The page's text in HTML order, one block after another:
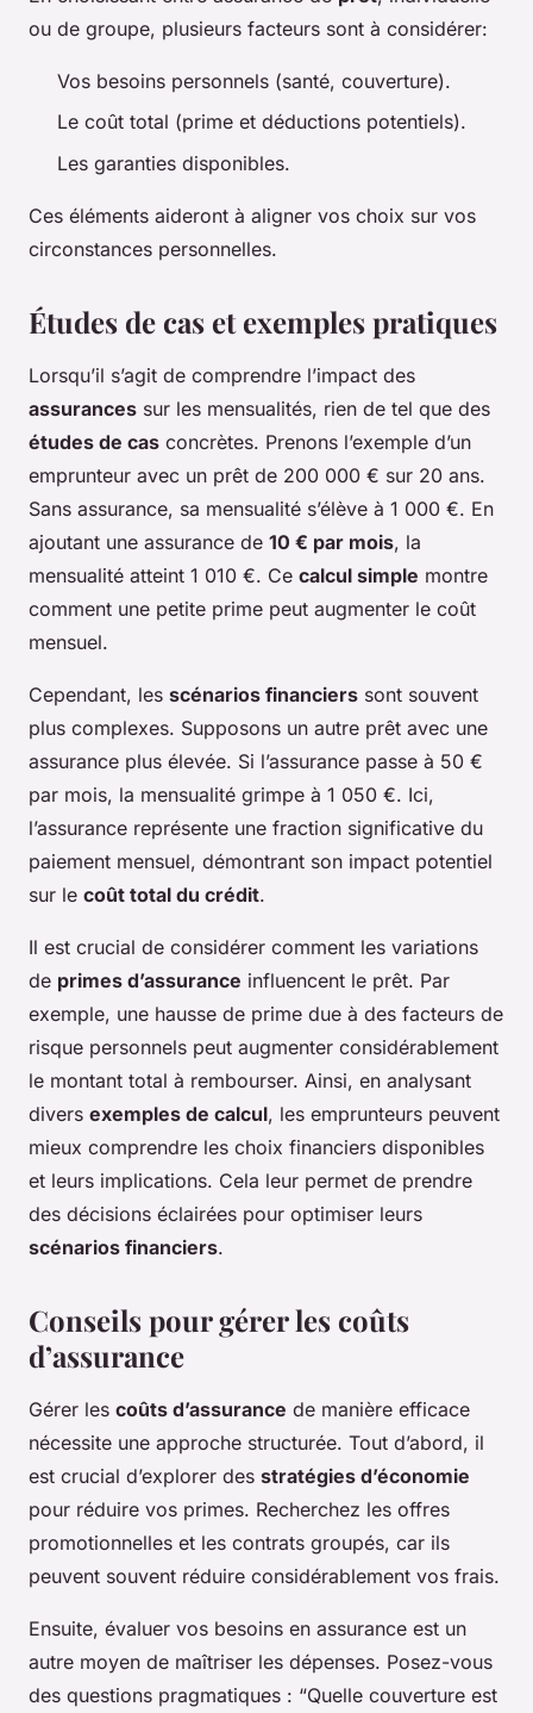
ou de groupe, plusieurs facteurs sont à considérer:
Vos besoins personnels (santé, couverture).
Le coût total (prime et déductions potentiels).
Les garanties disponibles.
Ces éléments aideront à aligner vos choix sur vos
circonstances personnelles.
Études de cas et exemples pratiques
Lorsqu’il s’agit de comprendre l’impact des
assurances sur les mensualités, rien de tel que des
études de cas concrètes. Prenons l’exemple d’un
emprunteur avec un prêt de 200 000 € sur 20 ans.
Sans assurance, sa mensualité s’élève à 1 000 €. En
ajoutant une assurance de 10 € par mois, la
mensualité atteint 1 010 €. Ce calcul simple montre
comment une petite prime peut augmenter le coût
mensuel.
Cependant, les scénarios financiers sont souvent
plus complexes. Supposons un autre prêt avec une
assurance plus élevée. Si l’assurance passe à 50 €
par mois, la mensualité grimpe à 1 050 €. Ici,
l’assurance représente une fraction significative du
paiement mensuel, démontrant son impact potentiel
sur le coût total du crédit.
Il est crucial de considérer comment les variations
de primes d’assurance influencent le prêt. Par
exemple, une hausse de prime due à des facteurs de
risque personnels peut augmenter considérablement
le montant total à rembourser. Ainsi, en analysant
divers exemples de calcul, les emprunteurs peuvent
mieux comprendre les choix financiers disponibles
et leurs implications. Cela leur permet de prendre
des décisions éclairées pour optimiser leurs
scénarios financiers.
Conseils pour gérer les coûts
d’assurance
Gérer les coûts d’assurance de manière efficace
nécessite une approche structurée. Tout d’abord, il
est crucial d’explorer des stratégies d’économie
pour réduire vos primes. Recherchez les offres
promotionnelles et les contrats groupés, car ils
peuvent souvent réduire considérablement vos frais.
Ensuite, évaluer vos besoins en assurance est un
autre moyen de maîtriser les dépenses. Posez-vous
des questions pragmatiques : “Quelle couverture est